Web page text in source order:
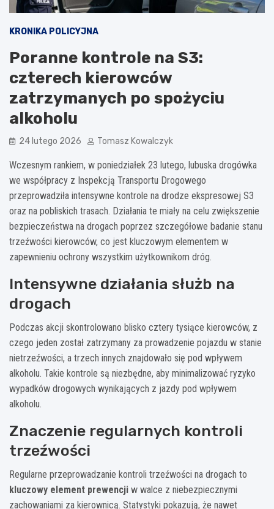
KRONIKA POLICYJNA
Poranne kontrole na S3:
czterech kierowców
zatrzymanych po spożyciu
alkoholu
24 lutego 2026 Tomasz Kowalczyk
Wczesnym rankiem, w poniedziałek 23 lutego, lubuska drogówka
we współpracy z Inspekcją Transportu Drogowego
przeprowadziła intensywne kontrole na drodze ekspresowej S3
oraz na pobliskich trasach. Działania te miały na celu zwiększenie
bezpieczeństwa na drogach poprzez szczegółowe badanie stanu
trzeźwości kierowców, co jest kluczowym elementem w
zapewnieniu ochrony wszystkim użytkownikom dróg.
Intensywne działania służb na
drogach
Podczas akcji skontrolowano blisko cztery tysiące kierowców, z
czego jeden został zatrzymany za prowadzenie pojazdu w stanie
nietrzeźwości, a trzech innych znajdowało się pod wpływem
alkoholu. Takie kontrole są niezbędne, aby minimalizować ryzyko
wypadków drogowych wynikających z jazdy pod wpływem
alkoholu.
Znaczenie regularnych kontroli
trzeźwości
Regularne przeprowadzanie kontroli trzeźwości na drogach to
kluczowy element prewencji w walce z niebezpiecznymi
zachowaniami za kierownicą. Statystyki pokazują, że nawet